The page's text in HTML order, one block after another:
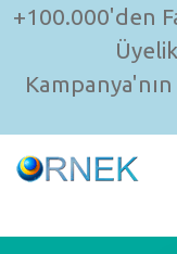
+100.000'den